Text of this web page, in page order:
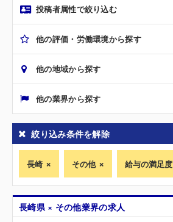
投稿者属性で絞り込む
他の評価・労働環境から探す
他の地域から探す
他の業界から探す
絞り込み条件を解除
長崎 その他 給与の満足度
長崎県 × その他業界の求人